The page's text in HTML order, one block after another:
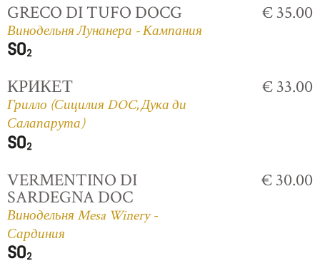
GRECO DI TUFO DOCG
Винодельня Лунанера - Кампания
€ 35.00
КРИКЕТ
Грилло (Сицилия DOC, Дука ди
Салапарута)
€ 33.00
VERMENTINO DI
SARDEGNA DOC
Винодельня Mesa Winery -
Сардиния
€ 30.00